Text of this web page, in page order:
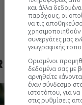
και άλλα
παρόχους, οι
να τις
χρησιμοποιηθούν
συνεργάτες μας
γεωγραφικής
Ορισμένοι
δεδομένα σας με
αρνηθείτε
έναν σύνδεσμο
ιστοτόπου, για να
στις ρυθμίσεις